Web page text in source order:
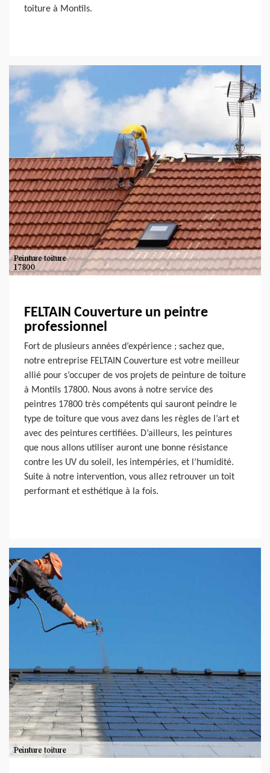
toiture à Montils.
FELTAIN Couverture un peintre
professionnel
Fort de plusieurs années d’expérience ; sachez que,
notre entreprise FELTAIN Couverture est votre meilleur
allié pour s’occuper de vos projets de peinture de toiture
à Montils 17800. Nous avons à notre service des
peintres 17800 très compétents qui sauront peindre le
type de toiture que vous avez dans les règles de l’art et
avec des peintures certifiées. D’ailleurs, les peintures
que nous allons utiliser auront une bonne résistance
contre les UV du soleil, les intempéries, et l’humidité.
Suite à notre intervention, vous allez retrouver un toit
performant et esthétique à la fois.